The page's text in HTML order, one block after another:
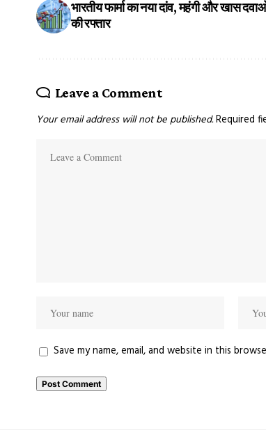
भारतीय फार्मा का नया दांव, महंगी और खास
की रफ्तार
Leave a Comment
Your email address will not be published.Required
Save my name, email, and website in this